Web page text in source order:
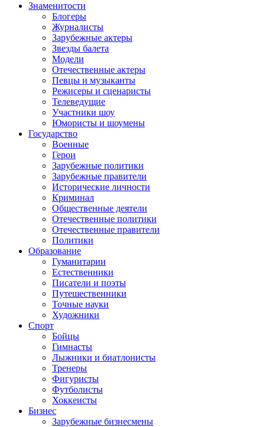
Знаменитости
Блогеры
Журналисты
Зарубежные актеры
Звезды балета
Модели
Отечественные актеры
Певцы и музыканты
Режисеры и сценаристы
Телеведущие
Участники шоу
Юмористы и шоумены
Государство
Военные
Герои
Зарубежные политики
Зарубежные правители
Исторические личности
Криминал
Общественные деятели
Отечественные политики
Отечественные правители
Политики
Образование
Гуманитарии
Естественники
Писатели и поэты
Путешественники
Точные науки
Художники
Спорт
Бойцы
Гимнасты
Лыжники и биатлонисты
Тренеры
Фигуристы
Футболисты
Хоккеисты
Бизнес
Зарубежные бизнесмены